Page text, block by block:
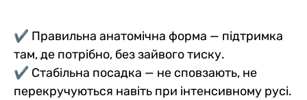
✔ Правильна анатомічна форма — підтримка
там, де потрібно, без зайвого тиску.
✔ Стабільна посадка — не сповзають, не
перекручуються навіть при інтенсивному русі.